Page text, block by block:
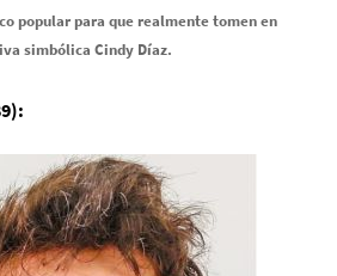
popular para que realmente tomen en
simbólica Cindy Díaz.